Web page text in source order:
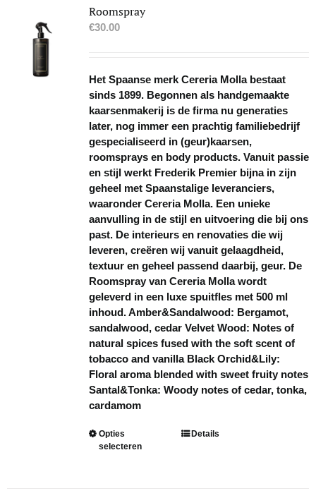
de
productpagina
Roomspray
€30.00
Het Spaanse merk Cereria Molla bestaat
sinds 1899. Begonnen als handgemaakte
kaarsenmakerij is de firma nu generaties
later, nog immer een prachtig familiebedrijf
gespecialiseerd in (geur)kaarsen,
roomsprays en body products. Vanuit passie
en stijl werkt Frederik Premier bijna in zijn
geheel met Spaanstalige leveranciers,
waaronder Cereria Molla. Een unieke
aanvulling in de stijl en uitvoering die bij ons
past. De interieurs en renovaties die wij
leveren, creëren wij vanuit gelaagdheid,
textuur en geheel passend daarbij, geur. De
Roomspray van Cereria Molla wordt
geleverd in een luxe spuitfles met 500 ml
inhoud. Amber&Sandalwood: Bergamot,
sandalwood, cedar Velvet Wood: Notes of
natural spices fused with the soft scent of
tobacco and vanilla Black Orchid&Lily:
Floral aroma blended with sweet fruity notes
Santal&Tonka: Woody notes of cedar, tonka,
cardamom
Opties
selecteren
DitDetails